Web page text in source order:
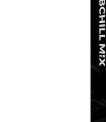
افتح الوسائط 0 في النافذة المنبثقة